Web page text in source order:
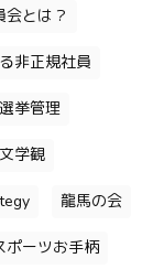
会とは？
非正規社員
選挙管理
学観
龍馬の会
ポーツお手柄